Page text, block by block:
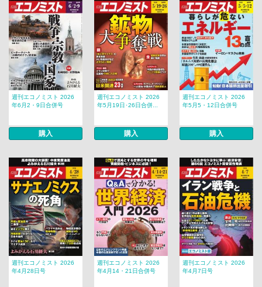
週刊エコノミスト 2026
年6月2・9日合併号
購入
週刊エコノミスト 2026
年5月19日･26日合併...
購入
週刊エコノミスト 2026
年5月5・12日合併号
購入
週刊エコノミスト 2026
年4月28日号
週刊エコノミスト 2026
年4月14・21日合併号
週刊エコノミスト 2026
年4月7日号